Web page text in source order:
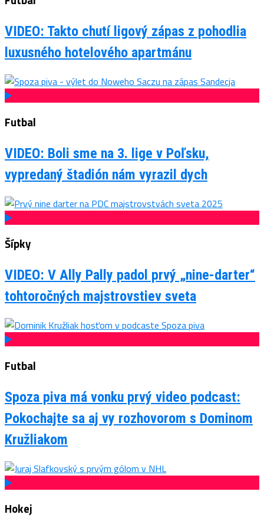
VIDEO: Takto chutí ligový zápas z pohodlia
luxusného hotelového apartmánu
Futbal
VIDEO: Boli sme na 3. lige v Poľsku,
vypredaný štadión nám vyrazil dych
Šípky
VIDEO: V Ally Pally padol prvý „nine-darter“
tohtoročných majstrovstiev sveta
Futbal
Spoza piva má vonku prvý video podcast:
Pokochajte sa aj vy rozhovorom s Dominom
Kružliakom
Hokej